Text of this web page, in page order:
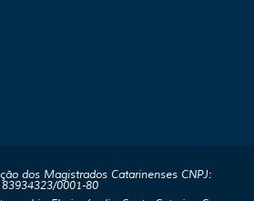
dos Magistrados Catarinenses CNPJ:
83934323/0001-80